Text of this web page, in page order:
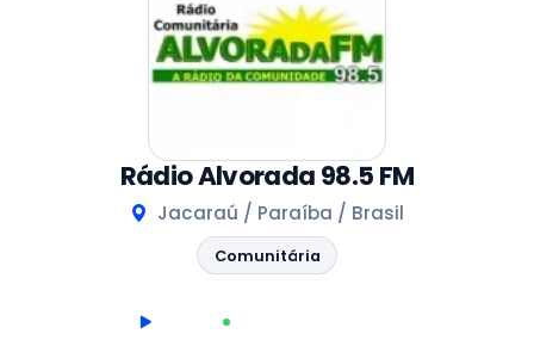
Rádio Alvorada 98.5 FM
Jacaraú / Paraíba / Brasil
Comunitária
AO VIVO